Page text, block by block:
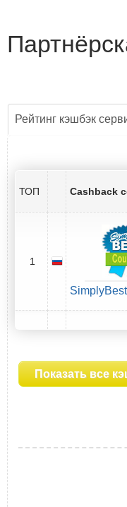
Рейтинг кэшбэк
ТОП Cashback
1
Показать все